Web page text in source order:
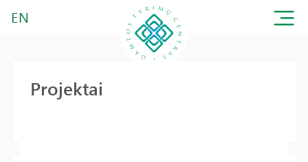
EN
Projektai